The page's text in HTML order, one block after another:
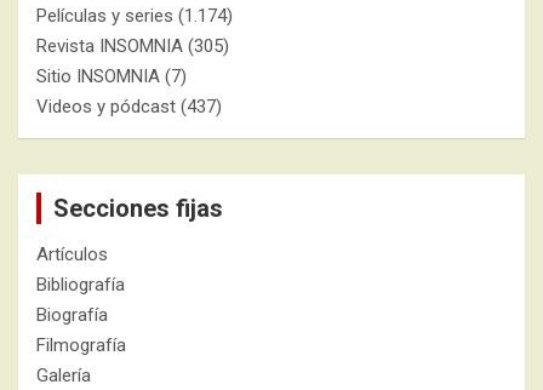
Películas y series (1.174)
Revista INSOMNIA (305)
Sitio INSOMNIA (7)
Videos y pódcast (437)
Secciones fijas
Artículos
Bibliografía
Biografía
Filmografía
Galería